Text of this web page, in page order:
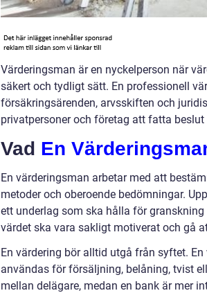
Värderingsman är en nyckelperson när
säkert och tydligt sätt. En professionell
försäkringsärenden, arvsskiften och
privatpersoner och företag att fatta beslut
Vad En
En värderingsman arbetar med att
metoder och oberoende bedömningar.
ett underlag som ska hålla för
värdet ska vara sakligt motiverat och gå
En värdering bör alltid utgå från syftet.
användas för försäljning, belåning, tvist
mellan delägare, medan en bank är mer